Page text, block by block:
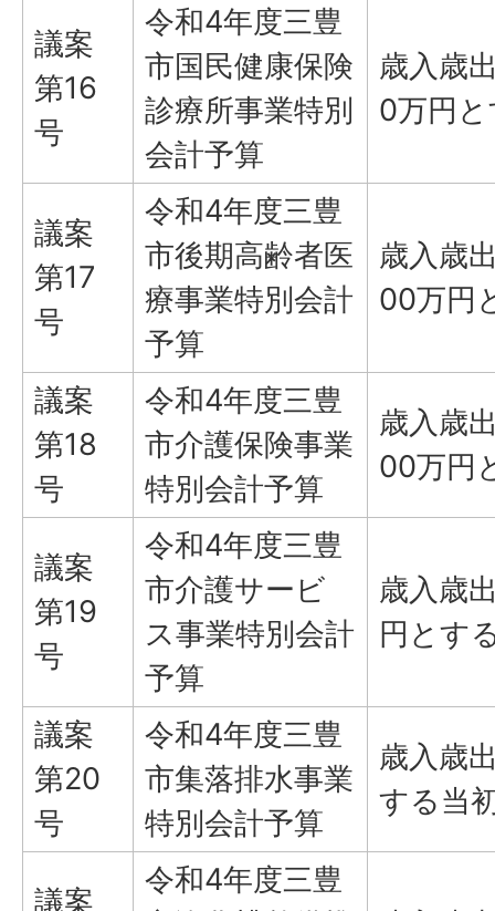
議案
第16
号
令和4年度三豊
市国民健康保険
診療所事業特別
会計予算
歳入歳
0万円
議案
第17
号
令和4年度三豊
市後期高齢者医
療事業特別会計
予算
歳入歳
00万円
議案
第18
号
令和4年度三豊
市介護保険事業
特別会計予算
歳入歳
00万円
議案
第19
号
令和4年度三豊
市介護サービ
ス事業特別会計
予算
歳入歳
円とす
議案
第20
号
令和4年度三豊
市集落排水事業
特別会計予算
歳入歳
する当
議案
令和4年度三豊